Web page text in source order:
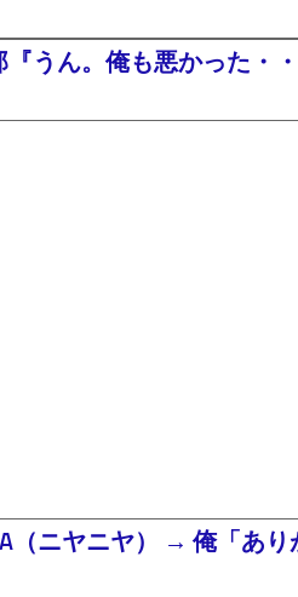
うん。俺も悪かった・
（ニヤニヤ） → 俺「あ